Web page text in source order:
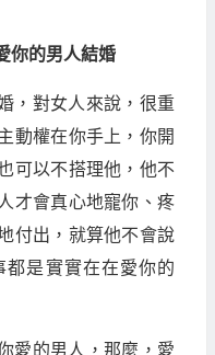
你的男人結婚
，對女人來說，很重
動權在你手上，你開
可以不搭理他，他不
才會真心地寵你、疼
付出，就算他不會說
都是實實在在愛你的
愛的男人，那麼，愛